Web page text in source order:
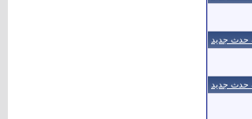
حدث جديد
حدث جديد